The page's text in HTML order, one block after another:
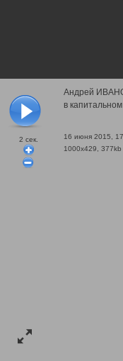
2 сек.
Андрей
в
16 июня 2015,
1000x429, 377kb